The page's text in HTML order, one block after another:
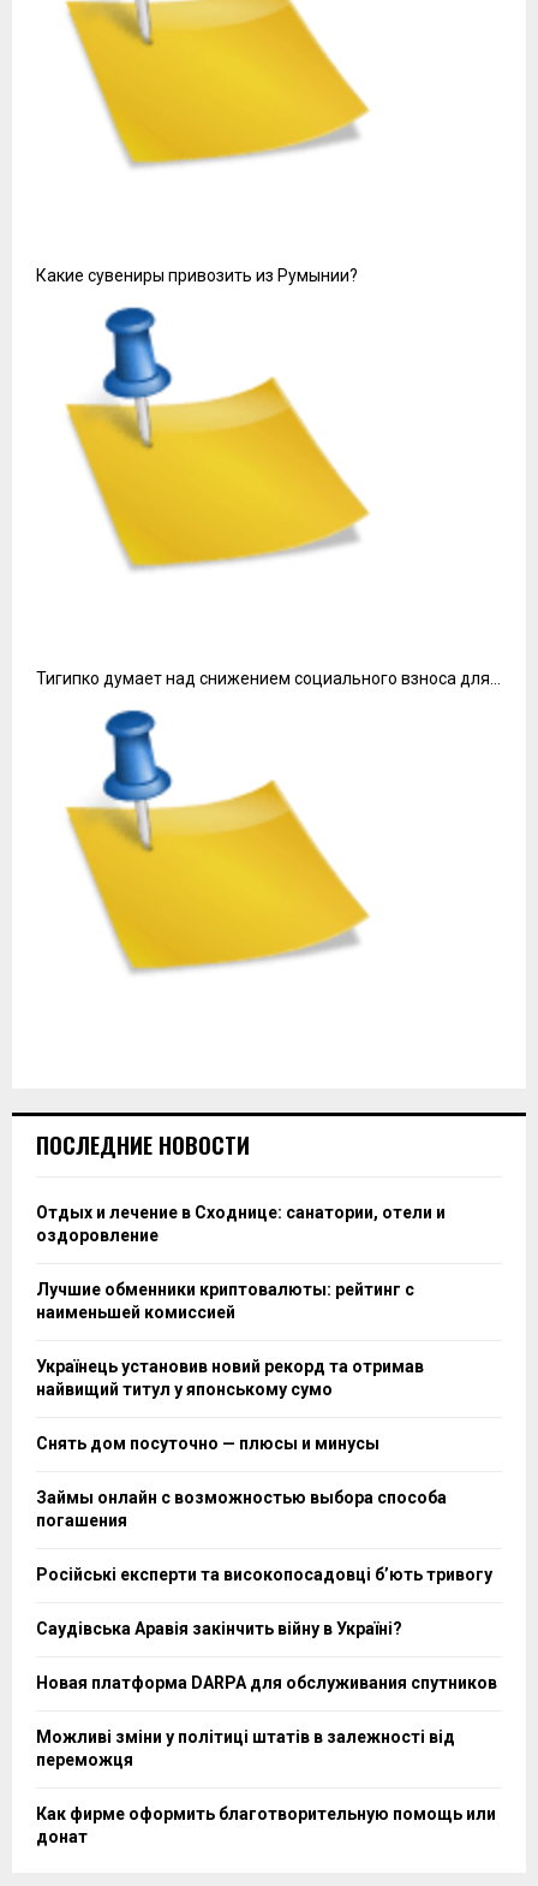
Какие сувениры привозить из Румынии?
Тигипко думает над снижением социального взноса для…
ПОСЛЕДНИЕ НОВОСТИ
Отдых и лечение в Сходнице: санатории, отели и
оздоровление
Лучшие обменники криптовалюты: рейтинг с
наименьшей комиссией
Українець установив новий рекорд та отримав
найвищий титул у японському сумо
Снять дом посуточно — плюсы и минусы
Займы онлайн с возможностью выбора способа
погашения
Російські експерти та високопосадовці бʼють тривогу
Саудівська Аравія закінчить війну в Україні?
Новая платформа DARPA для обслуживания спутников
Можливі зміни у політиці штатів в залежності від
переможця
Как фирме оформить благотворительную помощь или
донат